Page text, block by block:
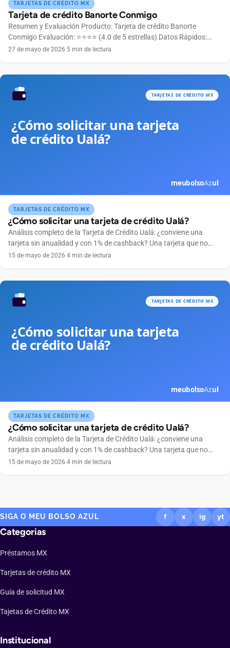
TARJETAS DE CRÉDITO MX
Tarjeta de crédito Banorte Conmigo
Resumen y Evaluación Producto: Tarjeta de crédito Banorte
Conmigo Evaluación: ⭐⭐⭐⭐ (4.0 de 5 estrellas) Datos Rápidos:
Anualidad Gratuita el primer año Bandera Mastercard Límite de
pensados […]
27 de mayo de 2026·5 min de lectura
TARJETAS DE CRÉDITO MX
¿Cómo solicitar una tarjeta de crédito Ualá?
Análisis completo de la Tarjeta de Crédito Ualá: ¿conviene una
tarjeta sin anualidad y con 1% de cashback? Una tarjeta que no
cobra anualidad, se maneja por completo desde el celular y
15 de mayo de 2026·4 min de lectura
TARJETAS DE CRÉDITO MX
¿Cómo solicitar una tarjeta de crédito Ualá?
Análisis completo de la Tarjeta de Crédito Ualá: ¿conviene una
tarjeta sin anualidad y con 1% de cashback? Una tarjeta que no
cobra anualidad, se maneja por completo desde el celular y
15 de mayo de 2026·4 min de lectura
SIGA O MEU BOLSO AZUL f x ig yt
Categorias
Préstamos MX
Tarjetas de crédito MX
Guía de solicitud MX
Tajetas de Crédito MX
Institucional